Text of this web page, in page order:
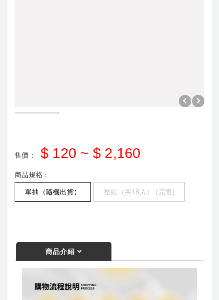
售價： $ 120 ~ $ 2,160
商品規格：
單抽（隨機出貨） 整組（共18入） (完售)
商品介紹